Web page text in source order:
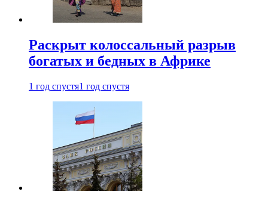
Раскрыт колоссальный разрыв
богатых и бедных в Африке
1 год спустя1 год спустя